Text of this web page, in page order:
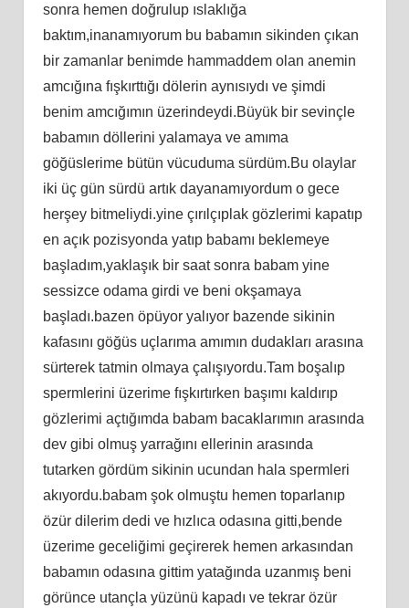
sonra hemen doğrulup ıslaklığa
baktım,inanamıyorum bu babamın sikinden çıkan
bir zamanlar benimde hammaddem olan anemin
amcığına fışkırttığı dölerin aynısıydı ve şimdi
benim amcığımın üzerindeydi.Büyük bir sevinçle
babamın döllerini yalamaya ve amıma
göğüslerime bütün vücuduma sürdüm.Bu olaylar
iki üç gün sürdü artık dayanamıyordum o gece
herşey bitmeliydi.yine çırılçıplak gözlerimi kapatıp
en açık pozisyonda yatıp babamı beklemeye
başladım,yaklaşık bir saat sonra babam yine
sessizce odama girdi ve beni okşamaya
başladı.bazen öpüyor yalıyor bazende sikinin
kafasını göğüs uçlarıma amımın dudakları arasına
sürterek tatmin olmaya çalışıyordu.Tam boşalıp
spermlerini üzerime fışkırtırken başımı kaldırıp
gözlerimi açtığımda babam bacaklarımın arasında
dev gibi olmuş yarrağını ellerinin arasında
tutarken gördüm sikinin ucundan hala spermleri
akıyordu.babam şok olmuştu hemen toparlanıp
özür dilerim dedi ve hızlıca odasına gitti,bende
üzerime geceliğimi geçirerek hemen arkasından
babamın odasına gittim yatağında uzanmış beni
görünce utançla yüzünü kapadı ve tekrar özür